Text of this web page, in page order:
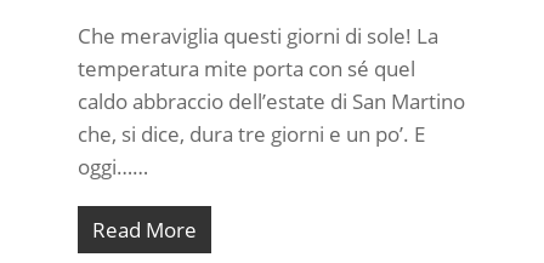
Che meraviglia questi giorni di sole! La
temperatura mite porta con sé quel
caldo abbraccio dell’estate di San Martino
che, si dice, dura tre giorni e un po’. E
oggi……
Read More